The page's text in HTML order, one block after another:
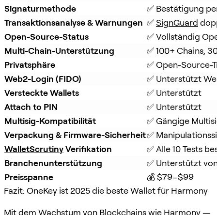
Signaturmethode
✅ Bestätigung
Transaktionsanalyse & Warnungen ✅ SignGuard
Open-Source-Status
✅ Vollständig
Multi-Chain-Unterstützung
✅ 100+ Chains,
Privatsphäre
✅ Open-Source-
Web2-Login (FIDO)
✅ Unterstützt
Versteckte Wallets
✅ Unterstützt
Attach to PIN
✅ Unterstützt
Multisig-Kompatibilität
✅ Gängige
Verpackung & Firmware-Sicherheit✅
WalletScrutiny Verifikation
✅ Alle 10 Tests
Branchenunterstützung
✅ Unterstützt
Preisspanne
💰 $79–$99
Fazit: OneKey ist 2025 die beste Wallet für Harmony
Mit dem Wachstum von Blockchains wie Harmony —